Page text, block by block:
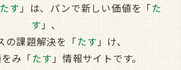
たす」は、パンで新しい価値を「た
す」、
の課題解決を「たす」け、
み「たす」情報サイトです。